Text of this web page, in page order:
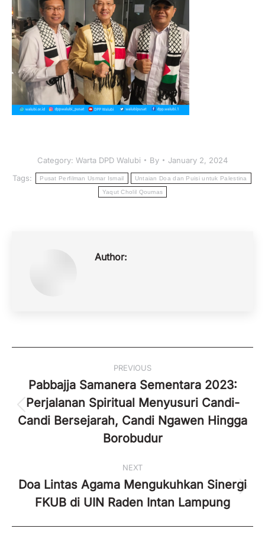
Category: Warta DPD Walubi By
January 2, 2024
Tags:
Pusat Perfilman Usmar Ismail Untaian Doa dan Puisi untuk Palestina
Yaqut Cholil Qoumas
Author:
navigation
PREVIOUS
Previous
post:
Pabbajja Samanera Sementara 2023:
Perjalanan Spiritual Menyusuri Candi-
Candi Bersejarah, Candi Ngawen Hingga
Borobudur
NEXT
Next
post:
Doa Lintas Agama Mengukuhkan Sinergi
FKUB di UIN Raden Intan Lampung